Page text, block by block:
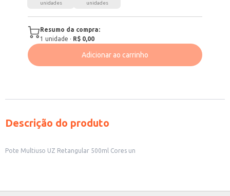
unidades unidades
Resumo da compra:
1 unidade · R$ 0,00
Adicionar ao carrinho
Descrição do produto
Pote Multiuso UZ Retangular 500ml Cores un